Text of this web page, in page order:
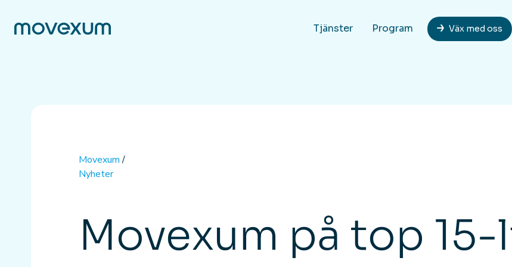
Tjänster Program Väx med oss
Movexum/
Nyheter
Movexum på top